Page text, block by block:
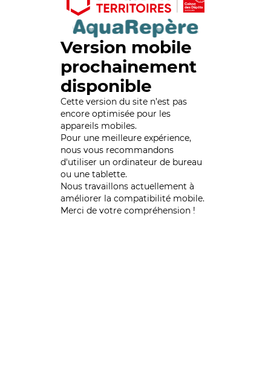
Version mobile
prochainement
disponible
Cette version du site n’est pas
encore optimisée pour les
appareils mobiles.
Pour une meilleure expérience,
nous vous recommandons
d'utiliser un ordinateur de bureau
ou une tablette.
Nous travaillons actuellement à
améliorer la compatibilité mobile.
Merci de votre compréhension !